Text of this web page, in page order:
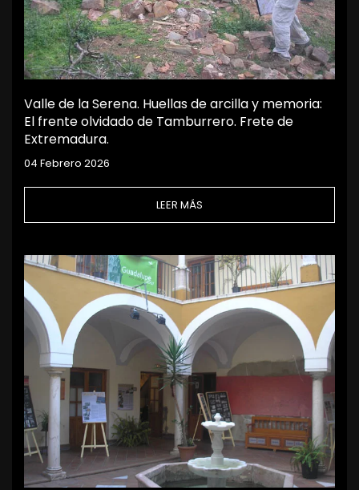
Valle de la Serena. Huellas de arcilla y memoria:
El frente olvidado de Tamburrero. Frete de
Extremadura.
04 Febrero 2026
LEER MÁS